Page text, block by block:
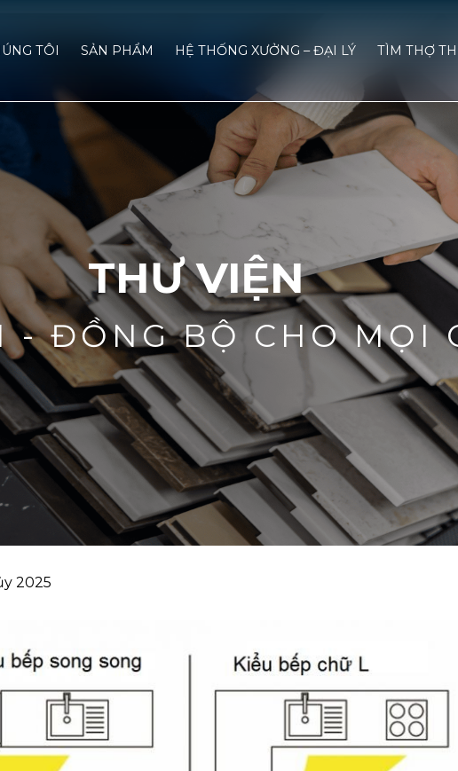
TÔI SẢN PHẨM HỆ THỐNG XƯỞNG – ĐẠI LÝ TÌM THỢ
THƯ VIỆN
- ĐỒNG BỘ CHO MỌI
2025